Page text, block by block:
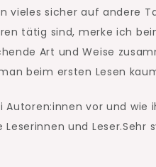
vieles sicher auf andere
tätig sind, merke ich
Art und Weise
beim ersten Lesen
Autoren:innen vor und
und